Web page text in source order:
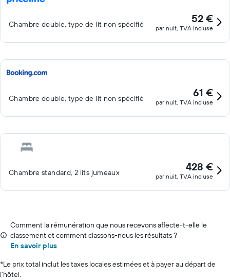
Chambre double, type de lit non spécifié 52 €
par nuit, TVA incluse
Chambre double, type de lit non spécifié 61 €
par nuit, TVA incluse
Chambre standard, 2 lits jumeaux 428 €
par nuit, TVA incluse
Comment la rémunération que nous recevons affecte-t-elle le
classement et comment classons-nous les résultats ?
En savoir plus
*Le prix total inclut les taxes locales estimées et à payer au départ de
l’hôtel.